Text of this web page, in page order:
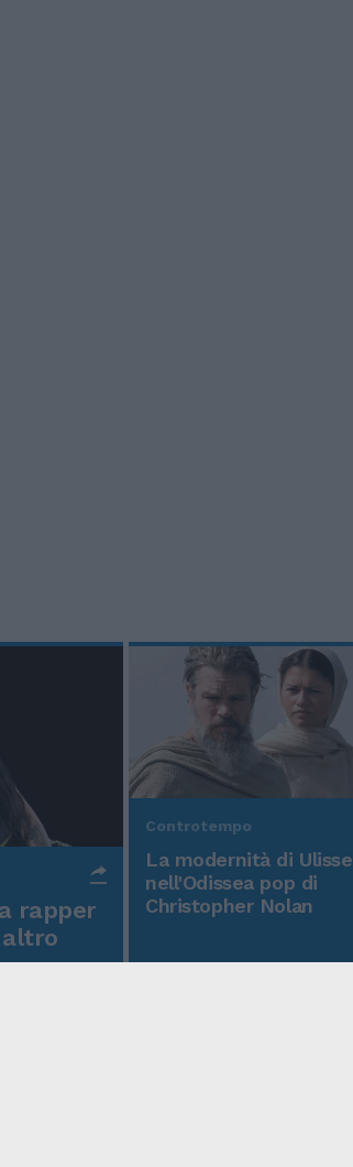
rapper
Controtempo
La modernità di Ulisse
nell'Odissea pop di
Christopher Nolan